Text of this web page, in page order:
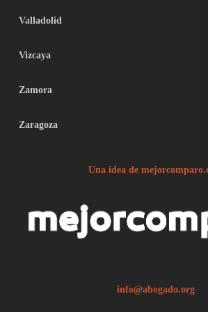
Valladolid
Vizcaya
Zamora
Zaragoza
Una idea de
info@abogado.org